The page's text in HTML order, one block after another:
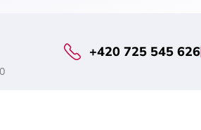
+420 725 545 626